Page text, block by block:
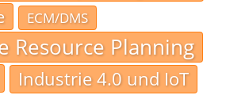
ECM/DMS
Resource Planning
Industrie 4.0 und IoT